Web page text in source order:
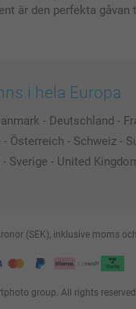
är den perfekta
i hela Europa
- Deutschland -
- Österreich - Schweiz -
- Sverige - United
group. All rights reserved
(SEK), inklusive moms